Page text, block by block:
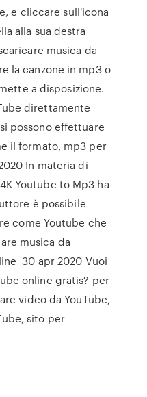
e cliccare sull'icona
alla sua destra
musica da
la canzone in mp3 o
a disposizione.
direttamente
possono effettuare
il formato, mp3 per
In materia di
Youtube to Mp3 ha
è possibile
come Youtube che
musica da
30 apr 2020 Vuoi
online gratis? per
video da YouTube,
sito per